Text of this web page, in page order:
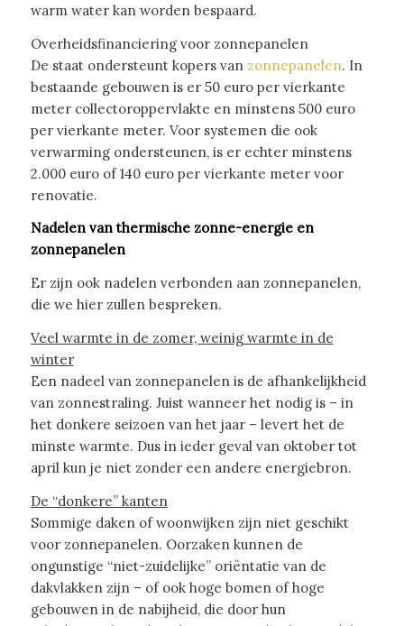
warm water kan worden bespaard.
Overheidsfinanciering voor zonnepanelen
De staat ondersteunt kopers van zonnepanelen. In
bestaande gebouwen is er 50 euro per vierkante
meter collectoroppervlakte en minstens 500 euro
per vierkante meter. Voor systemen die ook
verwarming ondersteunen, is er echter minstens
2.000 euro of 140 euro per vierkante meter voor
renovatie.
Nadelen van thermische zonne-energie en
zonnepanelen
Er zijn ook nadelen verbonden aan zonnepanelen,
die we hier zullen bespreken.
Veel warmte in de zomer, weinig warmte in de
winter
Een nadeel van zonnepanelen is de afhankelijkheid
van zonnestraling. Juist wanneer het nodig is – in
het donkere seizoen van het jaar – levert het de
minste warmte. Dus in ieder geval van oktober tot
april kun je niet zonder een andere energiebron.
De “donkere” kanten
Sommige daken of woonwijken zijn niet geschikt
voor zonnepanelen. Oorzaken kunnen de
ongunstige “niet-zuidelijke” oriëntatie van de
dakvlakken zijn – of ook hoge bomen of hoge
gebouwen in de nabijheid, die door hun